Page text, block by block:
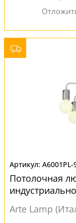
A6001PL-
Потолочная
Arte Lamp